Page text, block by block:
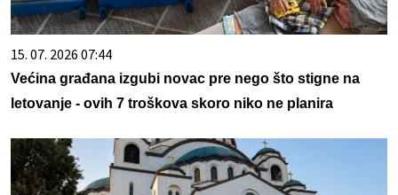
15. 07. 2026 07:44
Većina građana izgubi novac pre nego što stigne na
letovanje - ovih 7 troškova skoro niko ne planira